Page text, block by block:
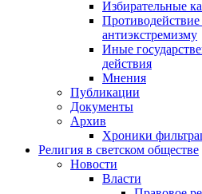
Избирательные
антиэкстремизму
Иные
действия
Мнения
Публикации
Документы
Архив
Хроники
Религия в светском обществе
Новости
Власти